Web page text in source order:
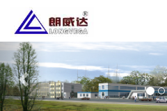
Previous